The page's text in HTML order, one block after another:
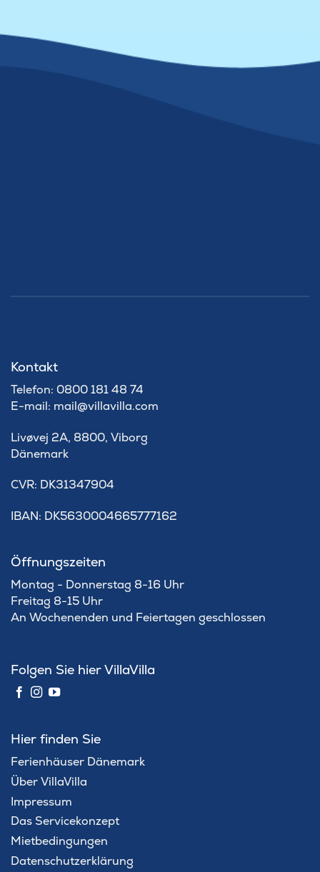
Kontakt
Telefon: 0800 181 48 74
E-mail: mail@villavilla.com
Livøvej 2A, 8800, Viborg
Dänemark
​CVR: DK31347904
IBAN: DK5630004665777162
Öffnungszeiten
Montag - Donnerstag 8-16 Uhr
Freitag 8-15 Uhr
An Wochenenden und Feiertagen geschlossen
Folgen Sie hier VillaVilla
Hier finden Sie
Ferienhäuser Dänemark
Über VillaVilla
Impressum
Das Servicekonzept
Mietbedingungen
Datenschutzerklärung